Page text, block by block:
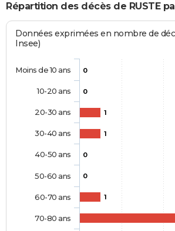
Répartition des décès de RUSTE
Données exprimées en nombre de
Insee)
0
0
1
1
0
0
1
Moins de 10 ans
10-20 ans
20-30 ans
30-40 ans
40-50 ans
50-60 ans
60-70 ans
70-80 ans